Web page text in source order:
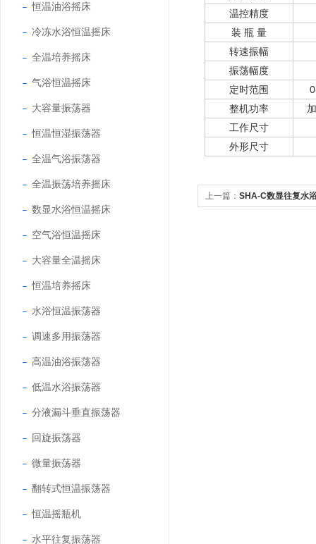
恒温油浴摇床
冷冻水浴恒温摇床
全温培养摇床
气浴恒温摇床
大容量振荡器
恒温恒湿振荡器
全温气浴振荡器
全温振荡培养摇床
数显水浴恒温摇床
空气浴恒温摇床
大容量全温摇床
恒温培养摇床
水浴恒温振荡器
调速多用振荡器
高温油浴振荡器
低温水浴振荡器
分液漏斗垂直振荡器
回旋振荡器
微量振荡器
翻转式恒温振荡器
恒温摇瓶机
水平往复振荡器
温控精度
装 瓶 量
转速振幅
振荡幅度
定时范围
整机功率
工作尺寸
外形尺寸
上一篇： SHA-C数显往复水